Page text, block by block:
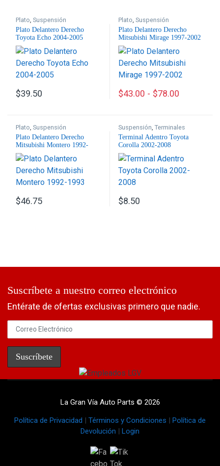
Plato ,Suspensión
Plato Delantero Derecho
Toyota Echo 2004-2005
$39.50
Plato ,Suspensión
Plato Delantero Derecho
Mitsubishi Mirage 1997-2002
$43.00 - $78.00
Plato ,Suspensión
Plato Delantero Derecho
Mitsubishi Montero 1992-
1993
$46.75
Suspensión ,Terminales
Terminal Adentro Toyota
Corolla 2002-2008
$8.50
Suscríbete a nuestro correo electrónico
Entérate de ofertas exclusivas primero que nadie.
La Gran Vía Auto Parts © 2026
Política de Privacidad Términos y Condiciones
Política de
Devolución
Login